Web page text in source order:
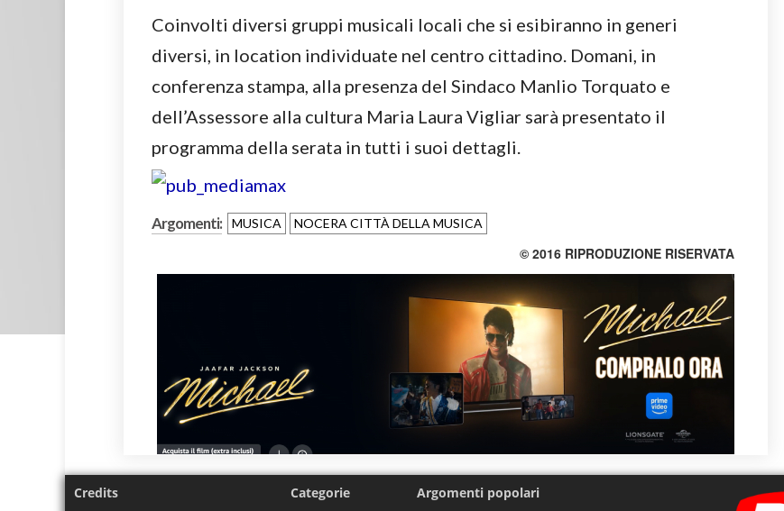
Coinvolti diversi gruppi musicali locali che si esibiranno in generi
diversi, in location individuate nel centro cittadino. Domani, in
conferenza stampa, alla presenza del Sindaco Manlio Torquato e
dell’Assessore alla cultura Maria Laura Vigliar sarà presentato il
programma della serata in tutti i suoi dettagli.
Argomenti: MUSICA NOCERA CITTÀ DELLA MUSICA
© 2016 RIPRODUZIONE RISERVATA
Credits Categorie Argomenti popolari